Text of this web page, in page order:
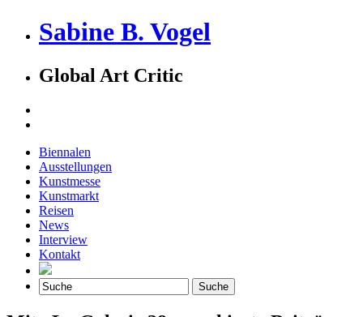
Sabine B. Vogel
Global Art Critic
Biennalen
Ausstellungen
Kunstmesse
Kunstmarkt
Reisen
News
Interview
Kontakt